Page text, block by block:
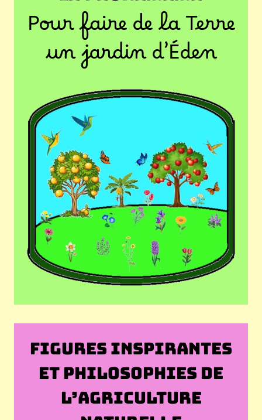
Pour faire de la Terre
un jardin d’Éden
FIGURES INSPIRANTES
ET PHILOSOPHIES DE
L’AGRICULTURE